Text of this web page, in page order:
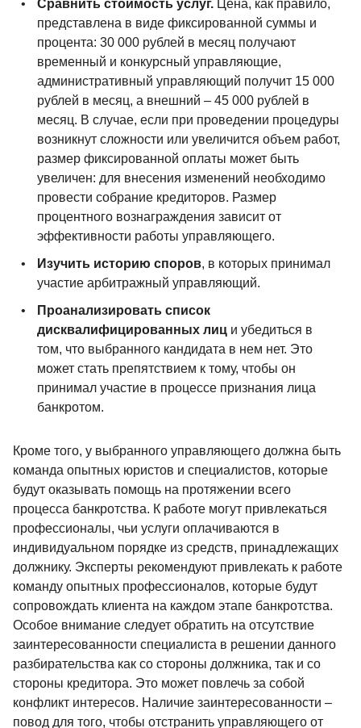
Сравнить стоимость услуг. Цена, как правило,
представлена в виде фиксированной суммы и
процента: 30 000 рублей в месяц получают
временный и конкурсный управляющие,
административный управляющий получит 15 000
рублей в месяц, а внешний – 45 000 рублей в
месяц. В случае, если при проведении процедуры
возникнут сложности или увеличится объем работ,
размер фиксированной оплаты может быть
увеличен: для внесения изменений необходимо
провести собрание кредиторов. Размер
процентного вознаграждения зависит от
эффективности работы управляющего.
Изучить историю споров, в которых принимал
участие арбитражный управляющий.
Проанализировать список
дисквалифицированных лиц и убедиться в
том, что выбранного кандидата в нем нет. Это
может стать препятствием к тому, чтобы он
принимал участие в процессе признания лица
банкротом.
Кроме того, у выбранного управляющего должна быть
команда опытных юристов и специалистов, которые
будут оказывать помощь на протяжении всего
процесса банкротства. К работе могут привлекаться
профессионалы, чьи услуги оплачиваются в
индивидуальном порядке из средств, принадлежащих
должнику. Эксперты рекомендуют привлекать к работе
команду опытных профессионалов, которые будут
сопровождать клиента на каждом этапе банкротства.
Особое внимание следует обратить на отсутствие
заинтересованности специалиста в решении данного
разбирательства как со стороны должника, так и со
стороны кредитора. Это может повлечь за собой
конфликт интересов. Наличие заинтересованности –
повод для того, чтобы отстранить управляющего от